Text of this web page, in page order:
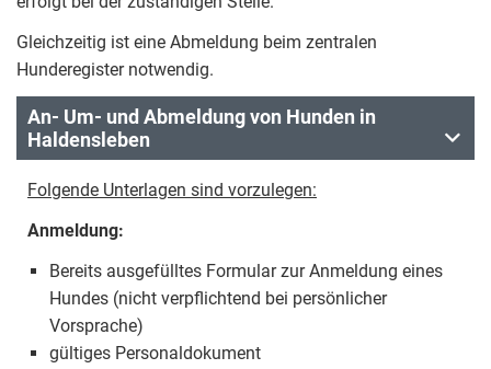
Gleichzeitig ist eine Abmeldung beim zentralen
Hunderegister notwendig.
An- Um- und Abmeldung von Hunden in
Haldensleben
Folgende Unterlagen sind vorzulegen:
Anmeldung:
Bereits ausgefülltes Formular zur Anmeldung eines
Hundes (nicht verpflichtend bei persönlicher
Vorsprache)
gültiges Personaldokument